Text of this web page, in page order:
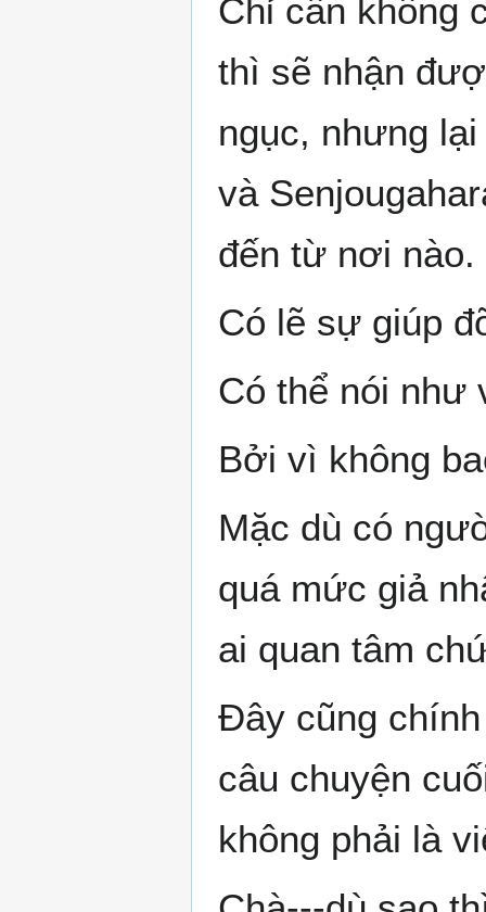
Chỉ cần không
thì sẽ nhận
ngục, nhưng
và
đến từ nơi nào.
Có lẽ sự giúp
Có thể nói như
Bởi vì không
Mặc dù có
quá mức giả
ai quan tâm
Đây cũng
câu chuyện
không phải là